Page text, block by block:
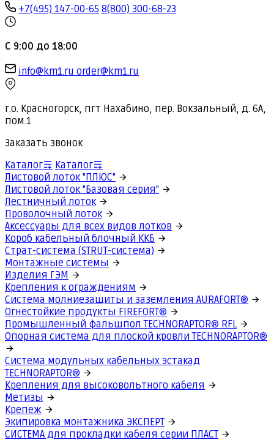
+7(495) 147-00-65 8(800) 300-68-23
С 9:00 до 18:00
info@km1.ru order@km1.ru
г.о. Красногорск, пгт Нахабино, пер. Вокзальный, д. 6А,
пом.1
Заказать звонок
Каталог
Каталог
Листовой лоток "ПЛЮС"
Листовой лоток "Базовая серия"
Лестничный лоток
Проволочный лоток
Аксессуары для всех видов лотков
Короб кабельный блочный ККБ
Страт-система (STRUT-система)
Монтажные системы
Изделия ГЭМ
Крепления к ограждениям
Система молниезащиты и заземления AURAFORT®
Огнестойкие продукты FIREFORT®
Промышленный фальшпол TECHNORAPTOR® RFL
Опорная система для плоской кровли TECHNORAPTOR®
Система модульных кабельных эстакад
TECHNORAPTOR®
Крепления для высоковольтного кабеля
Метизы
Крепеж
Экипировка монтажника ЭКСПЕРТ
СИСТЕМА для прокладки кабеля серии ПЛАСТ